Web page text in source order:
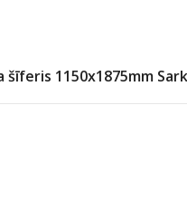
šīferis 1150x1875mm